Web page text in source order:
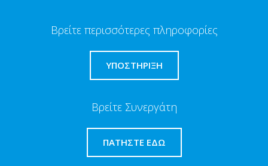
Βρείτε περισσότερες πληροφορίες
ΥΠΟΣΤΗΡΙΞΗ
Βρείτε Συνεργάτη
ΠΑΤΉΣΤΕ ΕΔΏ